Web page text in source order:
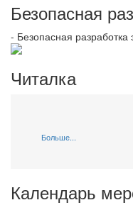
Безопасная
- Безопасная
Читалка
Больше...
Календарь